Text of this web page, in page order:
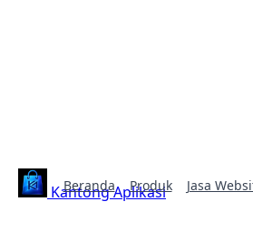
Kantong Aplikasi
Beranda Produk Jasa